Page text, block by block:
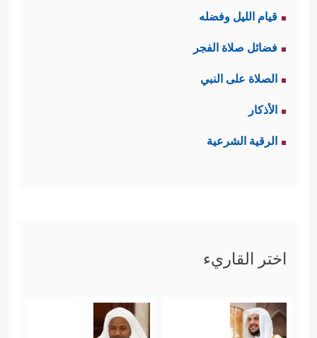
قيام الليل وفضله
فضائل صلاة الفجر
الصلاة على النبي
الأذكار
الرقية الشرعية
اختر القاريء